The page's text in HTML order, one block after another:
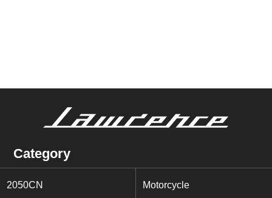
Category
2050CN Motorcycle